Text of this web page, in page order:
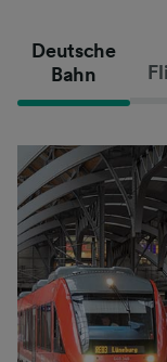
Deutsche
Bahn